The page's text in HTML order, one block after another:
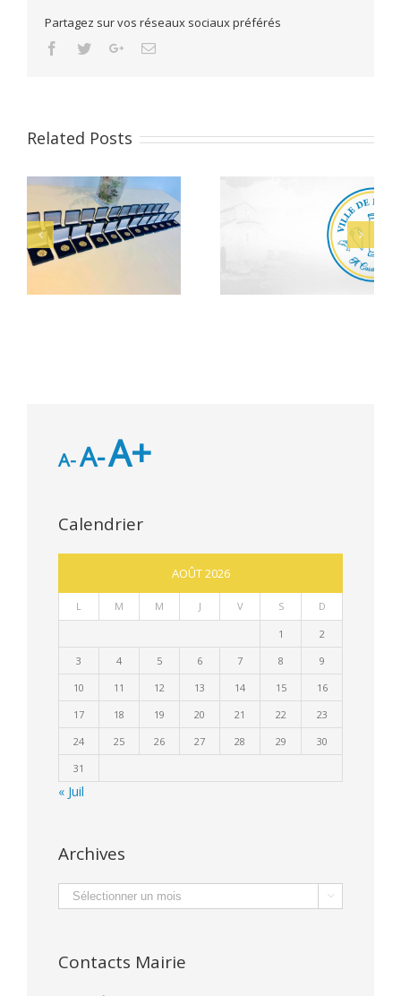
Partagez sur vos réseaux sociaux préférés
Facebook
TwitterGoogle+Email
Related Posts
Alerte Canicule –
CCAS
A-A-A+
Calendrier
AOÛT 2026
L M M J V S D
1
2
3
4 5 6 7 8
9
10
11 12 13 14 15
16
17
18 19 20 21 22
23
24
25 26 27 28 29
30
31
« Juil
Archives
Archives 
Contacts Mairie